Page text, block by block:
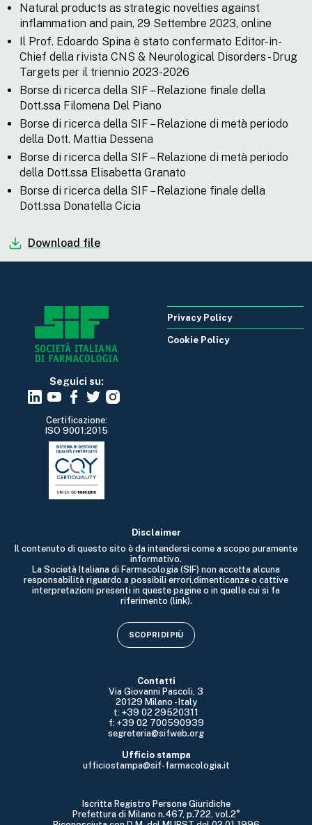
Natural products as strategic novelties against
inflammation and pain, 29 Settembre 2023, online
Il Prof. Edoardo Spina è stato confermato Editor-in-
Chief della rivista CNS & Neurological Disorders - Drug
Targets per il triennio 2023-2026
Borse di ricerca della SIF – Relazione finale della
Dott.ssa Filomena Del Piano
Borse di ricerca della SIF – Relazione di metà periodo
della Dott. Mattia Dessena
Borse di ricerca della SIF – Relazione di metà periodo
della Dott.ssa Elisabetta Granato
Borse di ricerca della SIF – Relazione finale della
Dott.ssa Donatella Cicia
Download file
Seguici su:
Certificazione:
ISO 9001:2015
Contatti
Via Giovanni Pascoli, 3
20129 Milano - Italy
t: +39 02 29520311
f: +39 02 700590939
segreteria@sifweb.org
Ufficio stampa
ufficiostampa@sif-farmacologia.it
Iscritta Registro Persone Giuridiche
Prefettura di Milano n.467, p.722, vol.2°
Disclaimer
Il contenuto di questo sito è da intendersi come a scopo puramente
informativo.
La Società Italiana di Farmacologia (SIF) non accetta alcuna
responsabilità riguardo a possibili errori,dimenticanze o cattive
interpretazioni presenti in queste pagine o in quelle cui si fa
riferimento (link).
SCOPRI DI PIÙ
Privacy Policy
Cookie Policy